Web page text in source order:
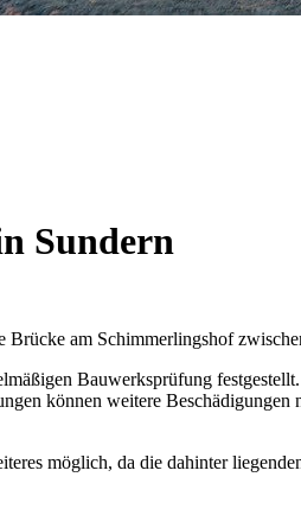
Sundern
am Schimmerlingshof
Bauwerksprüfung
können weitere
möglich, da die dahinter